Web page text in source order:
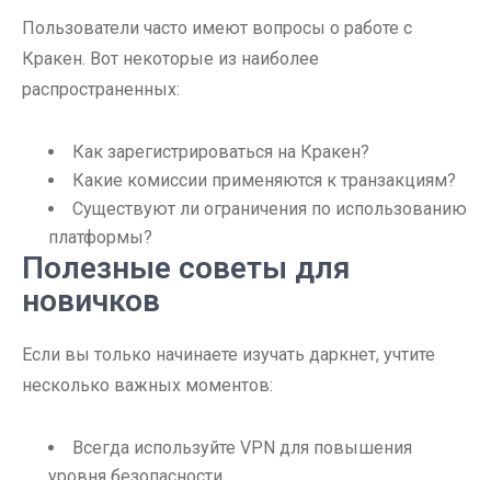
Пользователи часто имеют вопросы о работе с
Кракен. Вот некоторые из наиболее
распространенных:
Как зарегистрироваться на Кракен?
Какие комиссии применяются к транзакциям?
Существуют ли ограничения по использованию
платформы?
Полезные советы для
новичков
Если вы только начинаете изучать даркнет, учтите
несколько важных моментов:
Всегда используйте VPN для повышения